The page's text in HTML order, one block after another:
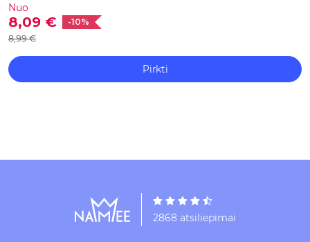
Nuo
8,09 €
-10%
8,99 €
Pirkti
2868 atsiliepimai